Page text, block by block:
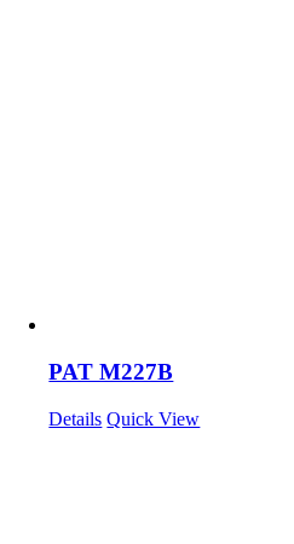
PAT M227B
Details Quick View